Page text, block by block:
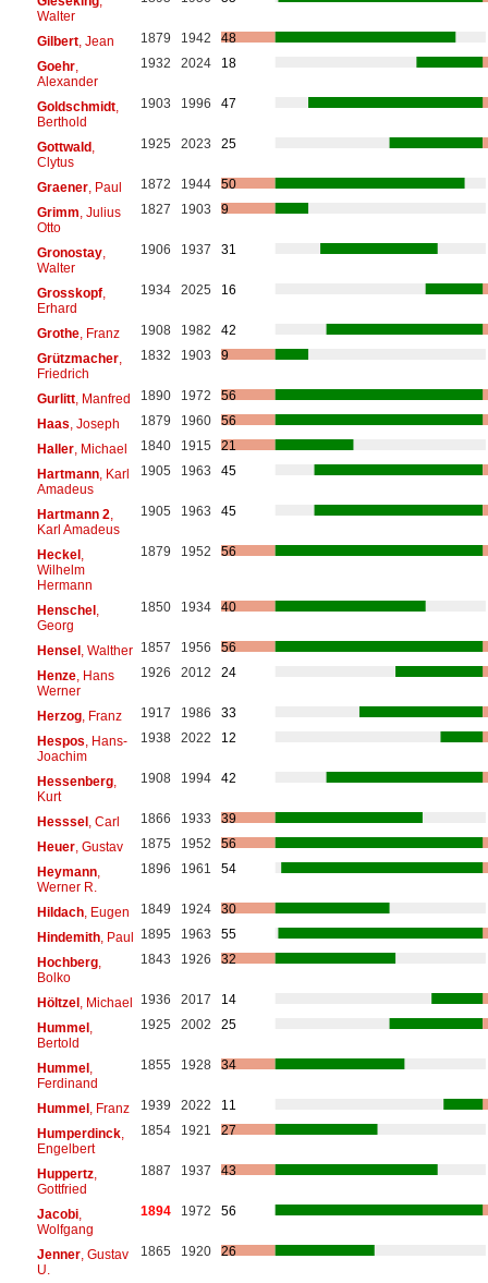
Walter
Gilbert, Jean 1879 1942
48
Goehr,
Alexander
1932 2024 18
Goldschmidt,
Berthold
1903 1996 47
Gottwald ,
Clytus
1925 2023 25
Graener, Paul 1872 1944
50
Grimm, Julius
Otto
1827 1903 9
Gronostay,
Walter
1906 1937 31
Grosskopf,
Erhard
1934 2025 16
Grothe, Franz 1908 1982
42
Grützmacher,
Friedrich
1832 1903 9
Gurlitt, Manfred 1890 1972
56
Haas, Joseph 1879 1960
56
Haller, Michael 1840 1915
21
Hartmann, Karl
Amadeus
1905 1963 45
Hartmann 2,
Karl Amadeus
1905 1963 45
Heckel ,
Wilhelm
Hermann
1879 1952 56
Henschel ,
Georg
1850 1934 40
Hensel , Walther 1857 1956
56
Henze, Hans
Werner
1926 2012 24
Herzog, Franz 1917 1986
33
Hespos, Hans-
Joachim
1938 2022 12
Hessenberg,
Kurt
1908 1994 42
Hesssel , Carl 1866 1933
39
Heuer, Gustav 1875 1952
56
Heymann,
Werner R.
1896 1961 54
Hildach, Eugen 1849 1924
30
Hindemith, Paul 1895 1963
55
Hochberg,
Bolko
1843 1926 32
Höltzel , Michael 1936 2017
14
Hummel ,
Bertold
1925 2002 25
Hummel ,
Ferdinand
1855 1928 34
Hummel , Franz 1939 2022
11
Humperdinck,
Engelbert
1854 1921 27
Huppertz,
Gottfried
1887 1937 43
Jacobi,
Wolfgang
1894 1972 56
Jenner, Gustav
U.
1865 1920 26